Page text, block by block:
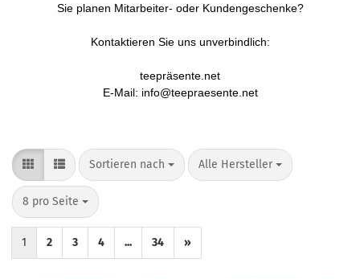
Sie planen Mitarbeiter- oder Kundengeschenke?
Kontaktieren Sie uns unverbindlich:
teepräsente.net
E-Mail: info@teepraesente.net
Sortieren nach
Sortieren nach Alle Hersteller
pro Seite
8 pro Seite
pro Seite
1 2 3 4 ... 34 »